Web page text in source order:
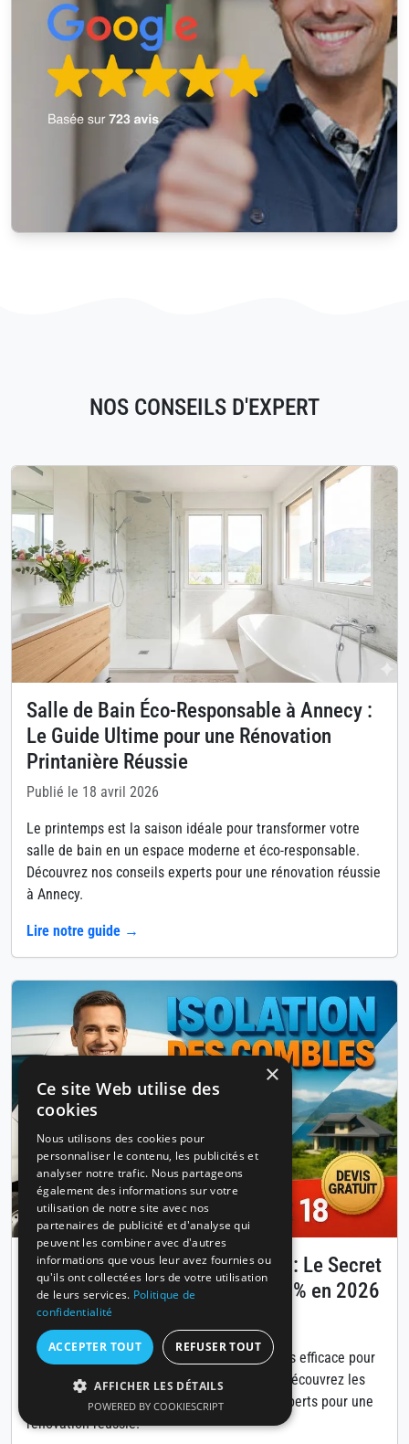
NOS CONSEILS D'EXPERT
Salle de Bain Éco-Responsable à Annecy :
Le Guide Ultime pour une Rénovation
Printanière Réussie
Publié le 18 avril 2026
Le printemps est la saison idéale pour transformer votre
salle de bain en un espace moderne et éco-responsable.
Découvrez nos conseils experts pour une rénovation réussie
à Annecy.
Lire notre guide →
Isolation des combles à Annecy : Le Secret
pour Réduire Vos Factures de 30% en 2026
Publié le 14 avril 2026
L'isolation des combles est la solution la plus efficace pour
diminuer vos coûts énergétiques à Annecy. Découvrez les
matériaux, aides financières et conseils d'experts pour une
rénovation réussie.
×
Ce site Web utilise des
cookies
Nous utilisons des cookies pour
personnaliser le contenu, les publicités et
analyser notre trafic. Nous partageons
également des informations sur votre
utilisation de notre site avec nos
partenaires de publicité et d'analyse qui
peuvent les combiner avec d'autres
informations que vous leur avez fournies ou
qu'ils ont collectées lors de votre utilisation
de leurs services. Politique de
confidentialité
ACCEPTER TOUT REFUSER TOUT
AFFICHER LES DÉTAILS
POWERED BY COOKIESCRIPT